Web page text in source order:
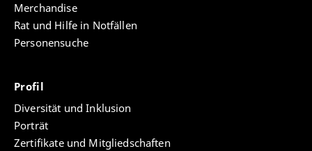
Merchandise
Rat und Hilfe in Notfällen
Personensuche
Profil
Diversität und Inklusion
Porträt
Zertifikate und Mitgliedschaften